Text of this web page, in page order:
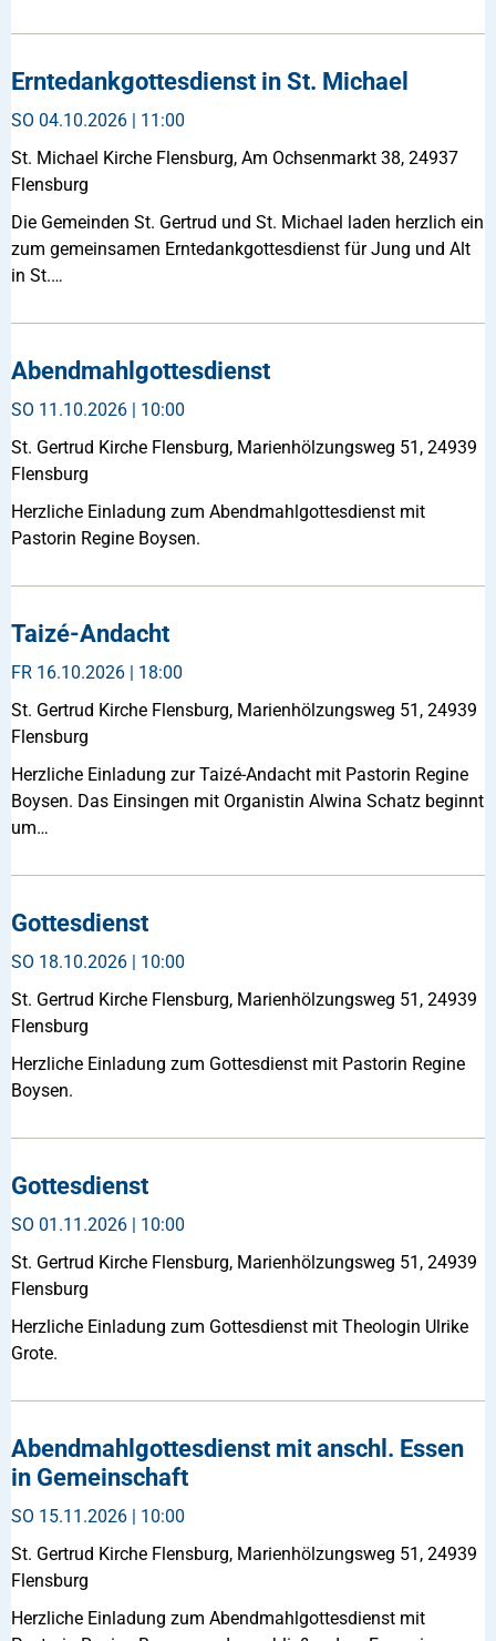
Erntedankgottesdienst in St. Michael
SO 04.10.2026 | 11:00
St. Michael Kirche Flensburg, Am Ochsenmarkt 38, 24937
Flensburg
Die Gemeinden St. Gertrud und St. Michael laden herzlich ein
zum gemeinsamen Erntedankgottesdienst für Jung und Alt
in St.…
Abendmahlgottesdienst
SO 11.10.2026 | 10:00
St. Gertrud Kirche Flensburg, Marienhölzungsweg 51, 24939
Flensburg
Herzliche Einladung zum Abendmahlgottesdienst mit
Pastorin Regine Boysen.
Taizé-Andacht
FR 16.10.2026 | 18:00
St. Gertrud Kirche Flensburg, Marienhölzungsweg 51, 24939
Flensburg
Herzliche Einladung zur Taizé-Andacht mit Pastorin Regine
Boysen. Das Einsingen mit Organistin Alwina Schatz beginnt
um…
Gottesdienst
SO 18.10.2026 | 10:00
St. Gertrud Kirche Flensburg, Marienhölzungsweg 51, 24939
Flensburg
Herzliche Einladung zum Gottesdienst mit Pastorin Regine
Boysen.
Gottesdienst
SO 01.11.2026 | 10:00
St. Gertrud Kirche Flensburg, Marienhölzungsweg 51, 24939
Flensburg
Herzliche Einladung zum Gottesdienst mit Theologin Ulrike
Grote.
Abendmahlgottesdienst mit anschl. Essen
in Gemeinschaft
SO 15.11.2026 | 10:00
St. Gertrud Kirche Flensburg, Marienhölzungsweg 51, 24939
Flensburg
Herzliche Einladung zum Abendmahlgottesdienst mit